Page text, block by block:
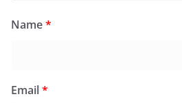
Name*
Email*